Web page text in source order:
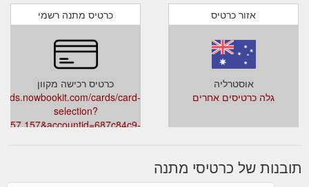
כרטיס מתנה רשמי
כרטיס רכישה מקוון
cards/card-
selection?
אזור כרטיס
אוסטרליה
גלה כרטיסים אחרים
תובנות של כרטיסי מתנה